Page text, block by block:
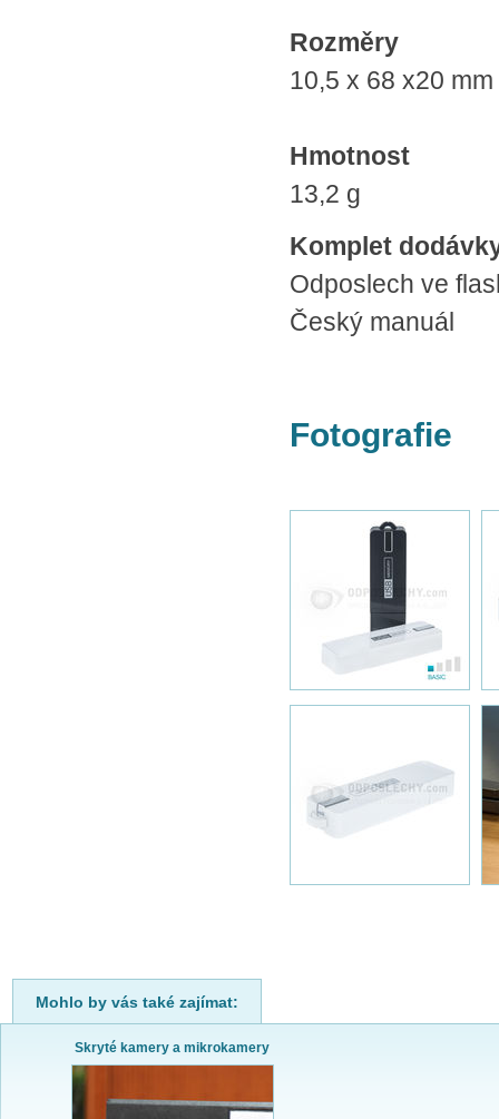
Rozměry
10,5 x 68 x20 mm
Hmotnost
13,2 g
Komplet
Odposlech ve
Český manuál
Fotografie
Mohlo by vás také zajímat:
Skryté kamery a mikrokamery